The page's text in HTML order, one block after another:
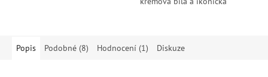
Popis
Podobné (8) Hodnocení (1) Diskuze